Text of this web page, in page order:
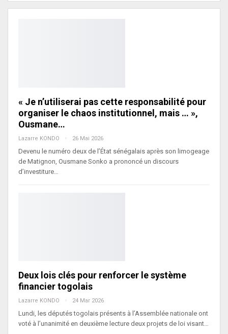
« Je n’utiliserai pas cette responsabilité pour
organiser le chaos institutionnel, mais … »,
Ousmane…
Lazarre KONDO 26 Mai 2026
Devenu le numéro deux de l’État sénégalais après son limogeage
de Matignon, Ousmane Sonko a prononcé un discours
d’investiture…
Deux lois clés pour renforcer le système
financier togolais
Lazarre KONDO 24 Mar 2026
Lundi, les députés togolais présents à l’Assemblée nationale ont
voté à l’unanimité en deuxième lecture deux projets de loi visant…